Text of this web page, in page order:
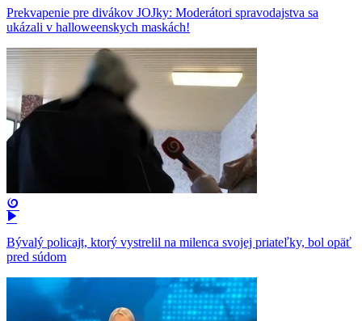
Prekvapenie pre divákov JOJky: Moderátori spravodajstva sa
ukázali v halloweenskych maskách!
Bývalý policajt, ktorý vystrelil na milenca svojej priateľky, bol opäť
pred súdom